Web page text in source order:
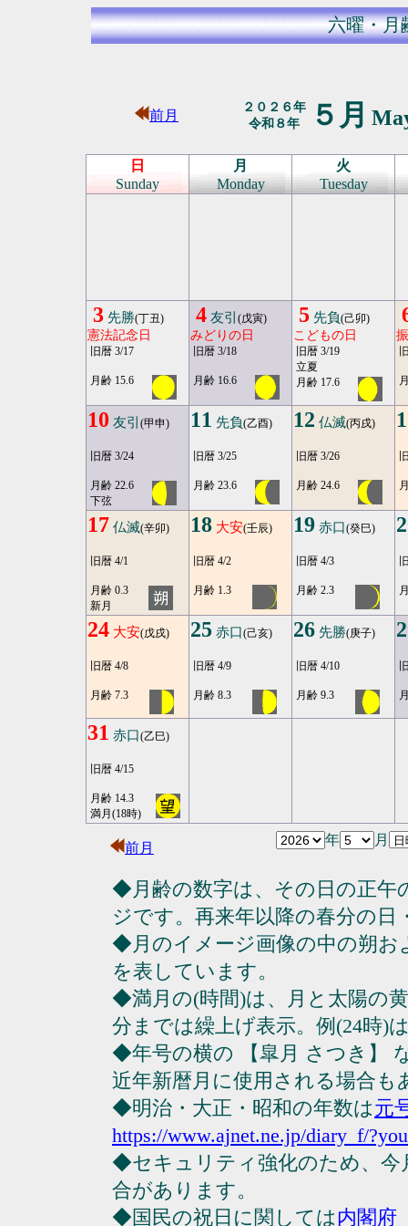
六曜・月
前月
２０２６年
令和８年
５月
日
Sunday
月
Monday
火
Tuesday
3 先勝(丁丑)
憲法記念日
旧暦 3/17
月齢 15.6
4 友引 (戊寅)
みどりの日
旧暦 3/18
月齢 16.6
5 先負(己卯)
こどもの日
旧暦 3/19
立夏
月齢 17.6
10 友引 (甲申)
旧暦 3/24
月齢 22.6
下弦
11 先負(乙酉)
旧暦 3/25
月齢 23.6
12 仏滅(丙戌)
旧暦 3/26
月齢 24.6
17 仏滅(辛卯)
旧暦 4/1
月齢 0.3
新月
18 大安(壬辰)
旧暦 4/2
月齢 1.3
19 赤口(癸巳)
旧暦 4/3
月齢 2.3
24 大安(戊戌)
旧暦 4/8
月齢 7.3
25 赤口(己亥)
旧暦 4/9
月齢 8.3
26 先勝(庚子)
旧暦 4/10
月齢 9.3
31 赤口(乙巳)
旧暦 4/15
月齢 14.3
満月(18時)
前月
年 月
◆月齢の数字は、その日の正午
ジです。再来年以降の春分の日
◆月のイメージ画像の中の朔
を表しています。
◆満月の(時間)は、月と太陽の
分までは繰上げ表示。例(24時)
◆年号の横の 【皐月 さつき】
近年新暦月に使用される場合も
◆明治・大正・昭和の年数は元
https://www.ajnet.ne.jp/diary_f/
◆セキュリティ強化のため、今
合があります。
◆国民の祝日に関しては内閣府